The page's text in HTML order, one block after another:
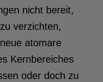
nicht bereit,
verzichten,
atomare
Kernbereiches
oder doch zu